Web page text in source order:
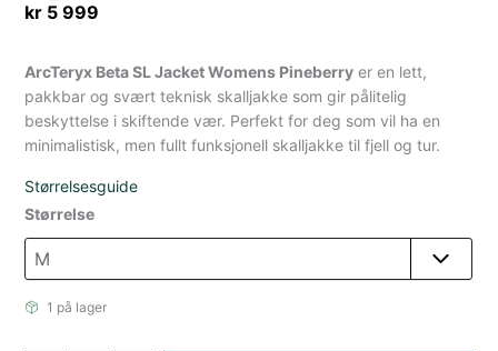
kr 5 999
ArcTeryx Beta SL Jacket Womens Pineberry er en lett,
pakkbar og svært teknisk skalljakke som gir pålitelig
beskyttelse i skiftende vær. Perfekt for deg som vil ha en
minimalistisk, men fullt funksjonell skalljakke til fjell og tur.
Størrelsesguide
Størrelse
1 på lager